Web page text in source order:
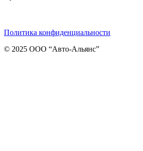
Политика конфиденциальности
© 2025 ООО “Авто-Альянс”